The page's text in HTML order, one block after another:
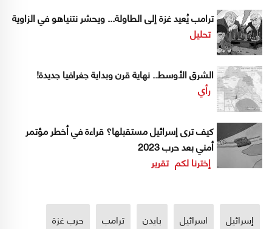
ترامب يُعيد غزة إلى الطاولة... ويحشر نتنياهو في الزاوية
تحليل
الشرق الأوسط.. نهاية قرن وبداية جغرافيا جديدة!
رأي
كيف ترى إسرائيل مستقبلها؟ قراءة في أخطر مؤتمر
أمني بعد حرب 2023
إخترنا لكم تقرير
إسرائيل اسرائيل بايدن ترامب حرب غزة